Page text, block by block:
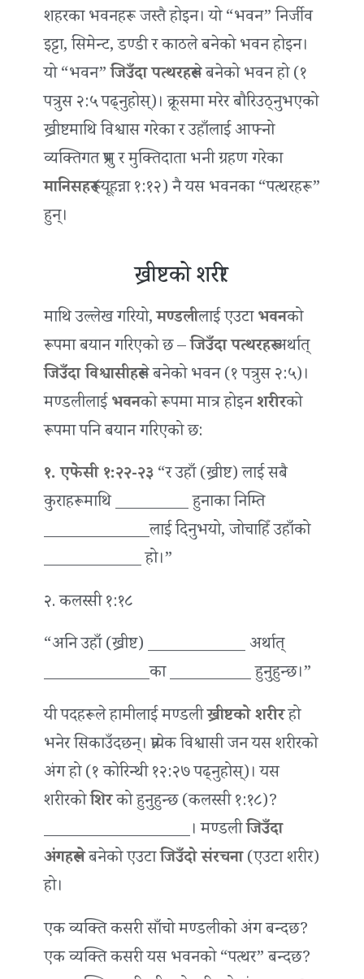
शहरका भवनहरू जस्तै होइन। यो “भवन” निर्जीव
इट्टा, सिमेन्ट, डण्डी र काठले बनेको भवन होइन।
यो “भवन”जिउँदा पत्थरहरूले बनेको भवन हो (१
पत्रुस २:५ पढ्नुहोस्)। क्रूसमा मरेर बौरिउठ्नुभएको
ख्रीष्टमाथि विश्वास गरेका र उहाँलाई आफ्नो
व्यक्तिगत प्रभु र मुक्तिदाता भनी ग्रहण गरेका
मानिसहरू(यूहन्ना १:१२) नै यस भवनका “पत्थरहरू”
हुन्।
ख्रीष्टको शरीर
माथि उल्लेख गरियो,मण्डलीलाई एउटाभवनको
रूपमा बयान गरिएको छ –जिउँदा पत्थरहरूअर्थात्
जिउँदा विश्वासीहरूले बनेको भवन (१ पत्रुस २:५)।
मण्डलीलाईभवनको रूपमा मात्र होइनशरीरको
रूपमा पनि बयान गरिएको छ:
१. एफेसी १:२२-२३“र उहाँ (ख्रीष्ट) लाई सबै
कुराहरूमाथि _________ हुनाका निम्ति
_____________लाई दिनुभयो, जोचाहिँ उहाँको
____________ हो।”
२. कलस्सी १:१८
“अनि उहाँ (ख्रीष्ट) ____________ अर्थात्
_____________का __________ हुनुहुन्छ।”
यी पदहरूले हामीलाई मण्डलीख्रीष्टको शरीरहो
भनेर सिकाउँदछन्। प्रत्येक विश्वासी जन यस शरीरको
अंग हो (१ कोरिन्थी १२:२७ पढ्नुहोस्)। यस
शरीरकोशिरको हुनुहुन्छ (कलस्सी १:१८)?
__________________। मण्डलीजिउँदा
अंगहरूलेबनेको एउटाजिउँदो संरचना(एउटा शरीर)
हो।
एक व्यक्ति कसरी साँचो मण्डलीको अंग बन्दछ?
एक व्यक्ति कसरी यस भवनको “पत्थर” बन्दछ?